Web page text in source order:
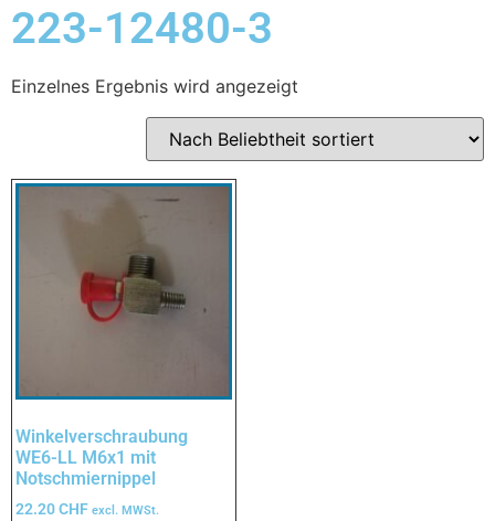
223-12480-3
Einzelnes Ergebnis wird angezeigt
Winkelverschraubung
WE6-LL M6x1 mit
Notschmiernippel
22.20CHF excl. MWSt.